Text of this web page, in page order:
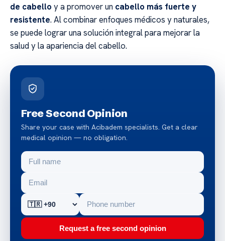
de cabello y a promover un cabello más fuerte y
resistente. Al combinar enfoques médicos y naturales,
se puede lograr una solución integral para mejorar la
salud y la apariencia del cabello.
Free Second Opinion
Share your case with Acibadem specialists. Get a clear
medical opinion — no obligation.
Request a free second opinion